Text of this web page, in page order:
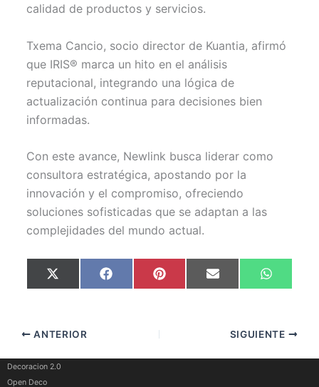
calidad de productos y servicios.
Txema Cancio, socio director de Kuantia, afirmó
que IRIS® marca un hito en el análisis
reputacional, integrando una lógica de
actualización continua para decisiones bien
informadas.
Con este avance, Newlink busca liderar como
consultora estratégica, apostando por la
innovación y el compromiso, ofreciendo
soluciones sofisticadas que se adaptan a las
complejidades del mundo actual.
Compartir
en
X
(
t
t
r
)
Compartir
en
F
a
Compartir
en
P
i
t
Compartir
en
E
m en
W
h
A
p
ANTERIOR SIGUIENTE
Decoracion 2.0
Open Deco